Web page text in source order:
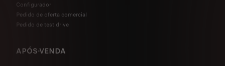
Configurador
Pedido de oferta comercial
Pedido de test drive
APÓS-VENDA